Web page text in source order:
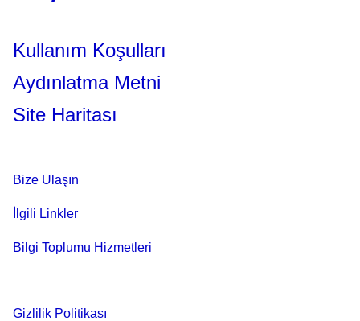
Kullanım Koşulları
Aydınlatma Metni
Site Haritası
Bize Ulaşın
İlgili Linkler
Bilgi Toplumu Hizmetleri
Gizlilik Politikası